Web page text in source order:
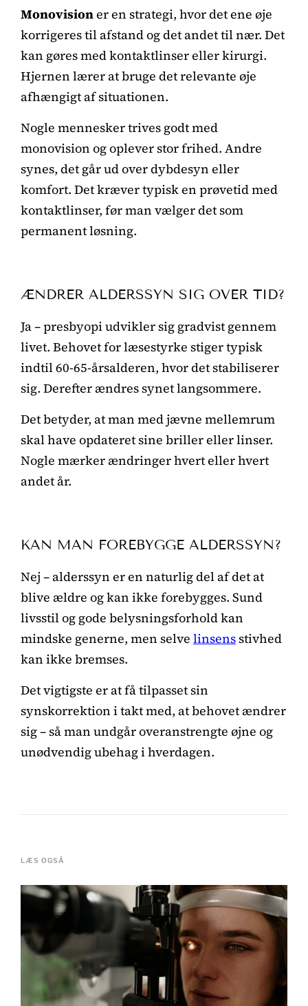
Monovisioner en strategi, hvor det ene øje
korrigeres til afstand og det andet til nær. Det
kan gøres med kontaktlinser eller kirurgi.
Hjernen lærer at bruge det relevante øje
afhængigt af situationen.
Nogle mennesker trives godt med
monovision og oplever stor frihed. Andre
synes, det går ud over dybdesyn eller
komfort. Det kræver typisk en prøvetid med
kontaktlinser, før man vælger det som
permanent løsning.
ÆNDRER ALDERSSYN SIG OVER TID?
Ja – presbyopi udvikler sig gradvist gennem
livet. Behovet for læsestyrke stiger typisk
indtil 60-65-årsalderen, hvor det stabiliserer
sig. Derefter ændres synet langsommere.
Det betyder, at man med jævne mellemrum
skal have opdateret sine briller eller linser.
Nogle mærker ændringer hvert eller hvert
andet år.
KAN MAN FOREBYGGE ALDERSSYN?
Nej – alderssyn er en naturlig del af det at
blive ældre og kan ikke forebygges. Sund
livsstil og gode belysningsforhold kan
mindske generne, men selve linsensstivhed
kan ikke bremses.
Det vigtigste er at få tilpasset sin
synskorrektion i takt med, at behovet ændrer
sig – så man undgår overanstrengte øjne og
unødvendig ubehag i hverdagen.
LÆS OGSÅ